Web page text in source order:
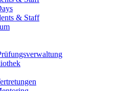
& Staff